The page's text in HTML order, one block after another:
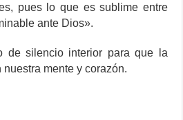
pues lo que es sublime entre
ante Dios».
de silencio interior para que la
mente y corazón.